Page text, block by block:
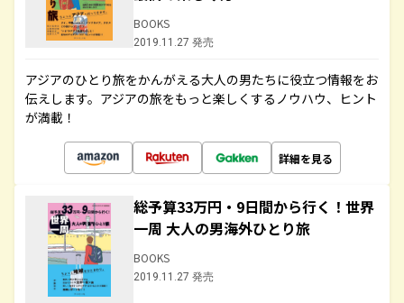
BOOKS
2019.11.27 発売
アジアのひとり旅をかんがえる大人の男たちに役立つ情報をお
伝えします。アジアの旅をもっと楽しくするノウハウ、ヒント
が満載！
詳細を見る
総予算33万円・9日間から行く！世界
一周 大人の男海外ひとり旅
BOOKS
2019.11.27 発売